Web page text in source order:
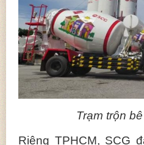
Trạm trộn
Riêng TPHCM, SCG